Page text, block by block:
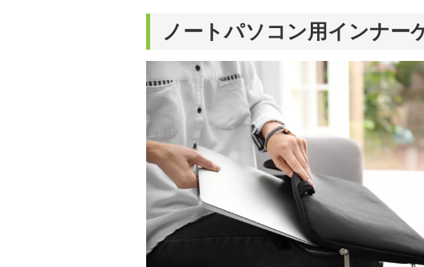
ノートパソコン用インナー